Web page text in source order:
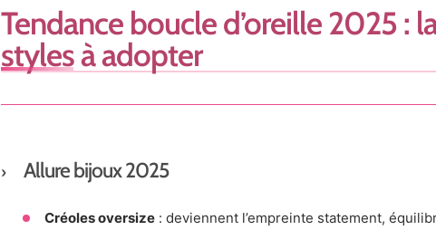
Tendance boucle d’oreille 2025 :
styles à adopter
Allure bijoux 2025
Créoles oversize : deviennent l’empreinte statement,